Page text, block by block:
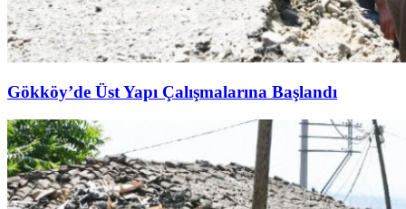
Gökköy’de Üst Yapı Çalışmalarına Başlandı